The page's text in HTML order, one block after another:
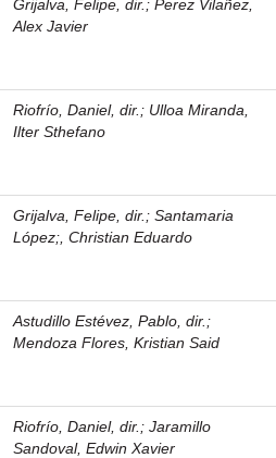
Grijalva, Felipe, dir. ;Perez Vilañez,
Alex Javier
Riofrío, Daniel, dir. ; Ulloa Miranda,
Ilter Sthefano
Grijalva, Felipe, dir. ;Santamaria
López;, Christian Eduardo
Astudillo Estévez, Pablo, dir. ;
Mendoza Flores, Kristian Said
Riofrío, Daniel, dir. ;Jaramillo
Sandoval, Edwin Xavier